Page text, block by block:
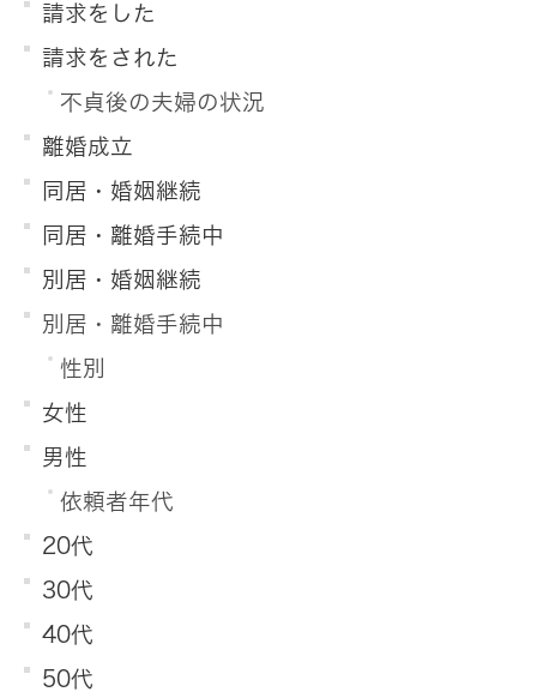
請求をした
請求をされた
不貞後の夫婦の状況
離婚成立
同居・婚姻継続
同居・離婚手続中
別居・婚姻継続
別居・離婚手続中
性別
女性
男性
依頼者年代
20代
30代
40代
50代